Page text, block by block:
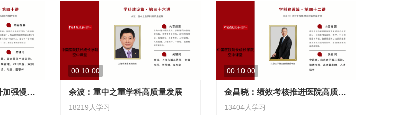
陆勇：基层诊疗能力提升加强慢病管理
00:10:00
余波：重中之重学科高质量发展
18219人学习
00:10:00
金昌晓：绩效考核推进医院高质量发展
13404人学习